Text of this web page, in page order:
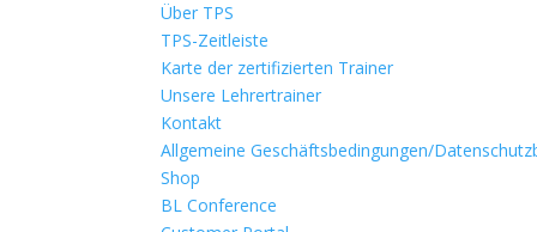
Über TPS
TPS-Zeitleiste
Karte der zertifizierten Trainer
Unsere Lehrertrainer
Kontakt
Allgemeine Geschäftsbedingungen/
Shop
BL Conference